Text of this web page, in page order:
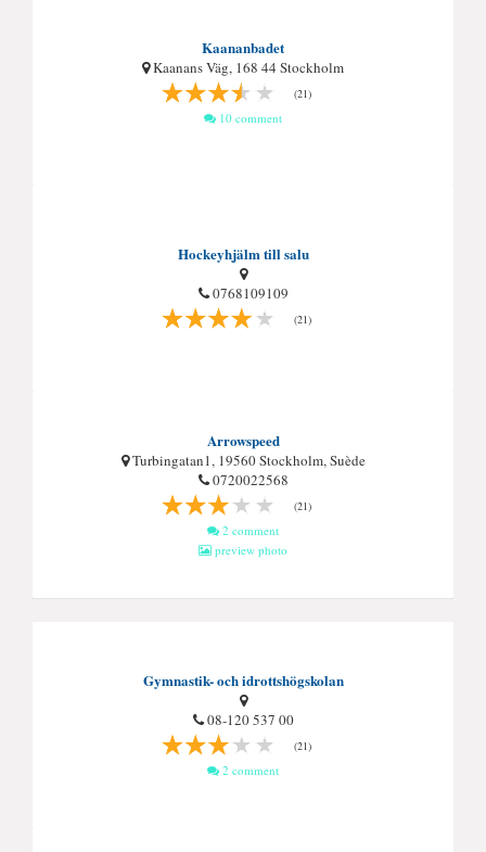
Kaananbadet
Kaanans Väg, 168 44 Stockholm
(21)
10 comment
Hockeyhjälm till salu
0768109109
(21)
Arrowspeed
Turbingatan1, 19560 Stockholm, Suède
0720022568
(21)
2 comment
preview photo
Gymnastik- och idrottshögskolan
08-120 537 00
(21)
2 comment